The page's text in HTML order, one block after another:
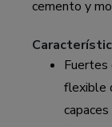
cemento y
Fuertes
flexible